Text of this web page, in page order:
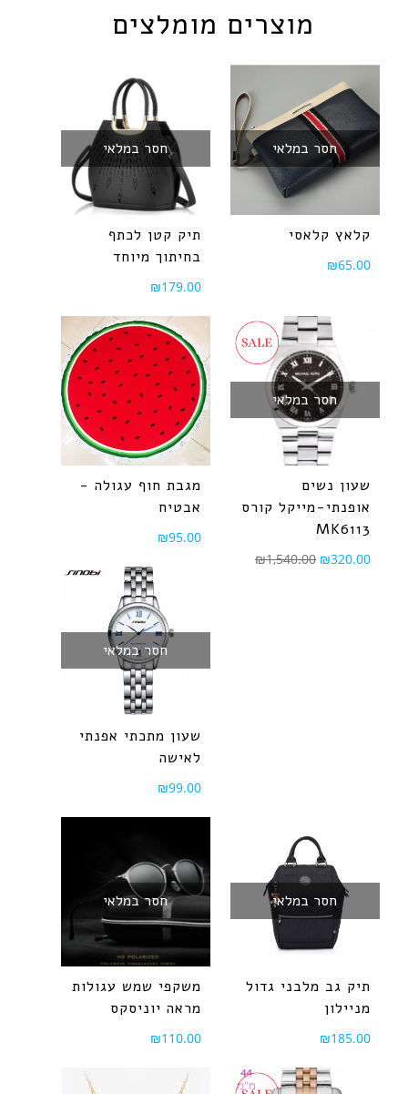
מוצרים מומלצים
חסר במלאי
קלאץ קלאסי
₪65.00
חסר במלאי
תיק קטן לכתף
בחיתוך מיוחד
₪179.00
חסר במלאי
שעון נשים
אופנתי-מייקל קורס
MK6113
₪1,540.00 ₪320.00
מגבת חוף עגולה -
אבטיח
₪95.00
חסר במלאי
שעון מתכתי אפנתי
לאישה
₪99.00
חסר במלאי
תיק גב מלבני גדול
מניילון
₪185.00
חסר במלאי
משקפי שמש עגולות
מראה יוניסקס
₪110.00